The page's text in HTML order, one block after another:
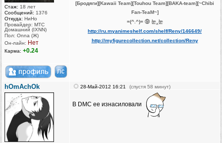
Стаж: 18 лет
Сообщений: 1376
Откуда: НиНо
Провайдер: МТС
Домашний (IXNN)
Пол: Onna (Ж)
Он-лайн: Нет
Карма: +0.24
[Бродяги][Kawaii Team][Touhou Team][BAKA-team][~Chibi
Fan-TeaM~]
=(^.^)= ⑨ 눈‸눈
http://ru.myanimeshelf.com/shelf/Reny/146649/
http://myfigurecollection.net/collection/Reny
hOmAchOk 28-Май-2012 16:21 (спустя 58 минут)
В DMC ее изнасиловали